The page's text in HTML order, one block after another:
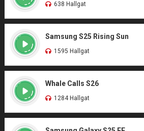
638 Hallgat
Samsung S25 Rising Sun
1595 Hallgat
Whale Calls S26
1284 Hallgat